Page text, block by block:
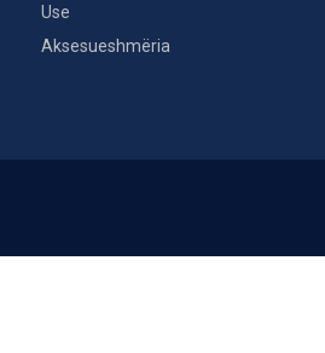
Use
Aksesueshmëria